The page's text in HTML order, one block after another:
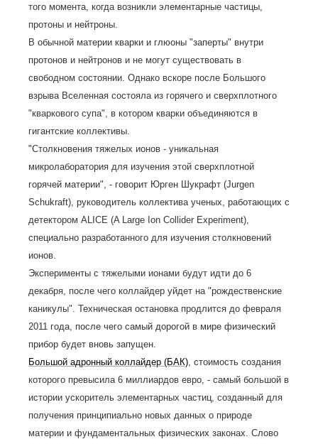
того момента, когда возникли элементарные частицы,
протоны и нейтроны.
В обычной материи кварки и глюоны "заперты" внутри
протонов и нейтронов и не могут существовать в
свободном состоянии. Однако вскоре после Большого
взрыва Вселенная состояла из горячего и сверхплотного
"кваркового супа", в котором кварки объединяются в
гигантские коллективы.
"Столкновения тяжелых ионов - уникальная
микролаборатория для изучения этой сверхплотной
горячей материи", - говорит Юрген Шукрафт (Jurgen
Schukraft), руководитель коллектива ученых, работающих с
детектором ALICE (A Large Ion Collider Experiment),
специально разработанного для изучения столкновений
ионов.
Эксперименты с тяжелыми ионами будут идти до 6
декабря, после чего коллайдер уйдет на "рождественские
каникулы". Техническая остановка продлится до февраля
2011 года, после чего самый дорогой в мире физический
прибор будет вновь запущен.
Большой адронный коллайдер (БАК) , стоимость создания
которого превысила 6 миллиардов евро, - самый большой в
истории ускоритель элементарных частиц, созданный для
получения принципиально новых данных о природе
материи и фундаментальных физических законах. Слово